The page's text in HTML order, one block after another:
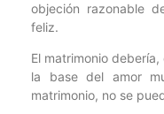
objeción razonable
feliz.
El matrimonio
la base del amor
matrimonio, no se